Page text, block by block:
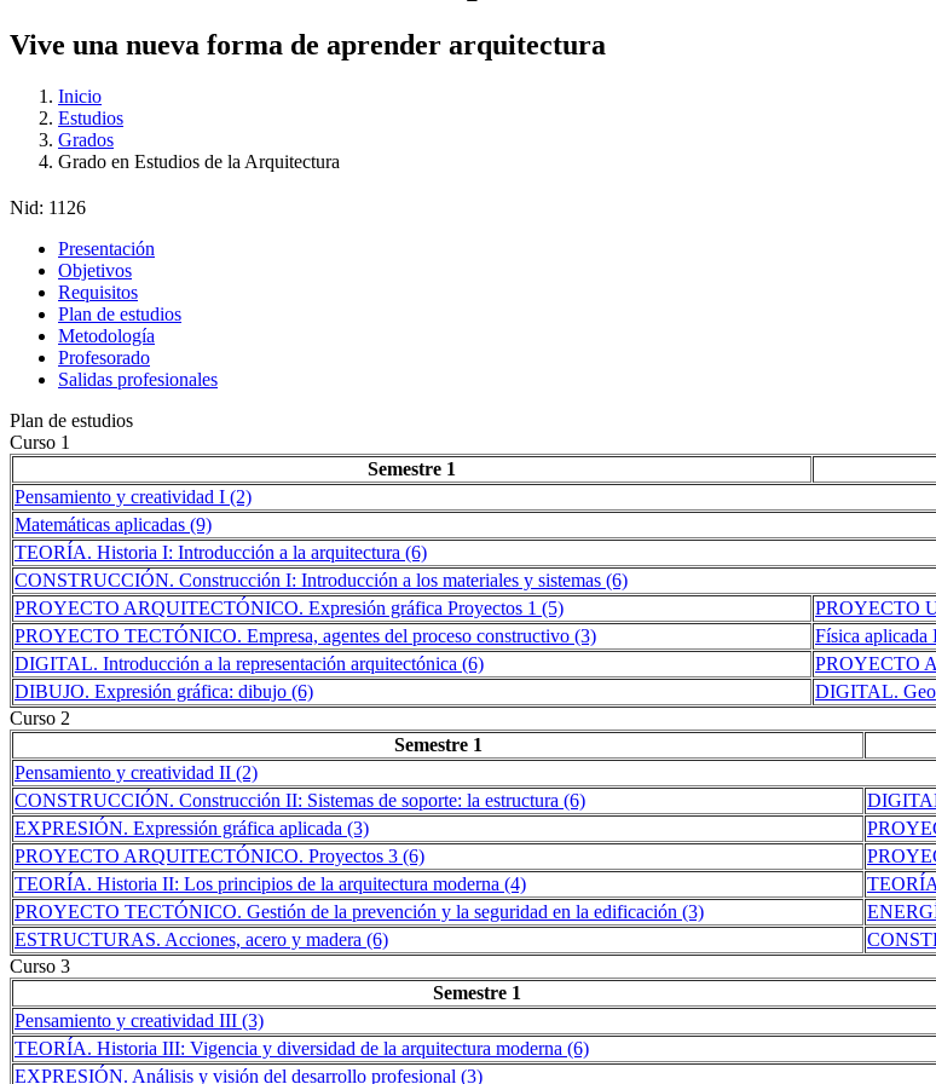
Vive una nueva forma de aprender arquitectura
Inicio
Estudios
Grados
Grado en Estudios de la Arquitectura
Nid: 1126
Presentación
Objetivos
Requisitos
Plan de estudios
Metodología
Profesorado
Salidas profesionales
Plan de estudios
Curso 1
Semestre 1
Pensamiento y creatividad I (2)
Matemáticas aplicadas (9)
TEORÍA. Historia I: Introducción a la arquitectura (6)
CONSTRUCCIÓN. Construcción I: Introducción a los materiales y sistemas (6)
PROYECTO ARQUITECTÓNICO. Expresión gráfica Proyectos 1 (5)
PROYECTO
PROYECTO TECTÓNICO. Empresa, agentes del proceso constructivo (3)
Física aplicada
DIGITAL. Introducción a la representación arquitectónica (6)
PROYECTO
DIBUJO. Expresión gráfica: dibujo (6)
DIGITAL.
Curso 2
Semestre 1
Pensamiento y creatividad II (2)
CONSTRUCCIÓN. Construcción II: Sistemas de soporte: la estructura (6)
EXPRESIÓN. Expressión gráfica aplicada (3)
PROYECTO ARQUITECTÓNICO. Proyectos 3 (6)
TEORÍA. Historia II: Los principios de la arquitectura moderna (4)
PROYECTO TECTÓNICO. Gestión de la prevención y la seguridad en la edificación (3)
ESTRUCTURAS. Acciones, acero y madera (6)
Curso 3
Semestre 1
Pensamiento y creatividad III (3)
TEORÍA. Historia III: Vigencia y diversidad de la arquitectura moderna (6)
EXPRESIÓN. Análisis y visión del desarrollo profesional (3)